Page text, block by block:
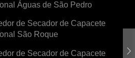
Águas de São Pedro
de Secador de Capacete
São Roque
de Secador de Capacete